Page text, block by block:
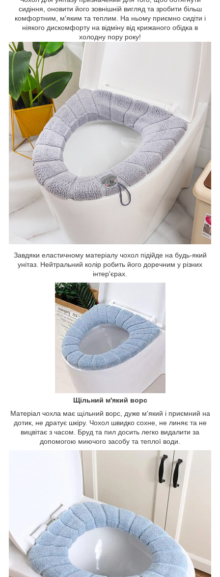
сидіння, оновити його зовнішній вигляд та зробити більш
комфортним, м'яким та теплим. На ньому приємно сидіти і
ніякого дискомфорту на відміну від крижаного обідка в
холодну пору року!
Завдяки еластичному матеріалу чохол підійде на будь-який
унітаз. Нейтральний колір робить його доречним у різних
інтер'єрах.
Щільний м'який ворс
Матеріал чохла має щільний ворс, дуже м'який і приємний на
дотик, не дратує шкіру. Чохол швидко сохне, не линяє та не
вицвітає з часом. Бруд та пил досить легко видалити за
допомогою миючого засобу та теплої води.